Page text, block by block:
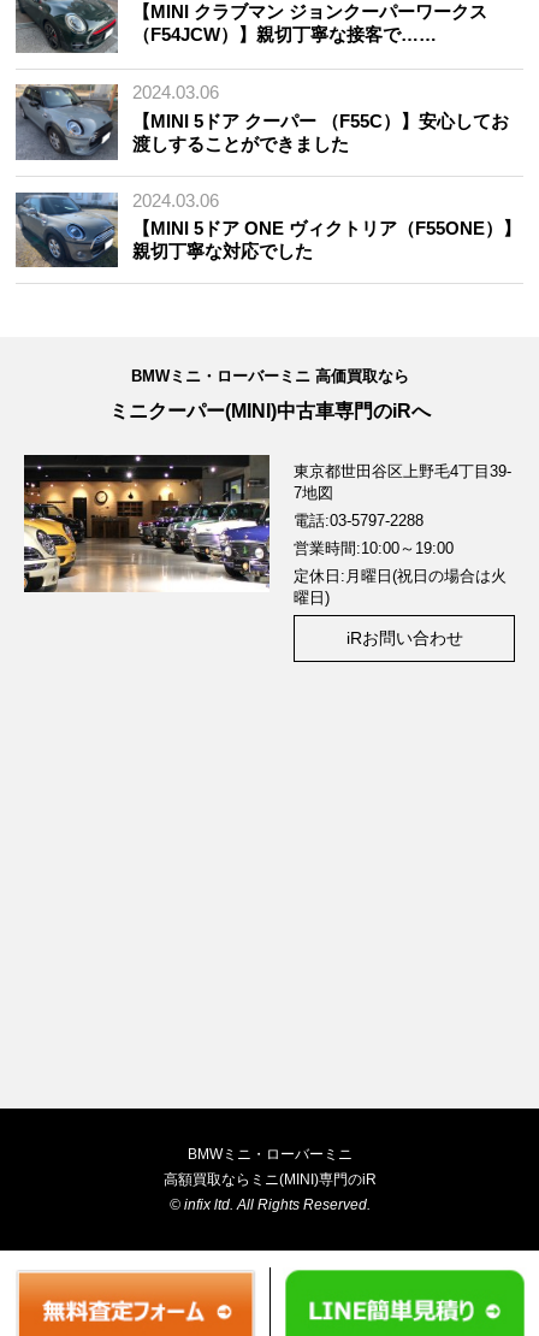
【MINI クラブマン ジョンクーパーワークス
（F54JCW）】親切丁寧な接客で……
2024.03.06
【MINI 5ドア クーパー （F55C）】安心してお
渡しすることができました
2024.03.06
【MINI 5ドア ONE ヴィクトリア（F55ONE）】
親切丁寧な対応でした
BMWミニ・ローバーミニ 高価買取なら
ミニクーパー(MINI)中古車専門のiRへ
東京都世田谷区上野毛4丁目39-
7地図
電話:03-5797-2288
営業時間:10:00～19:00
定休日:月曜日(祝日の場合は火
曜日)
iRお問い合わせ
BMWミニ・ローバーミニ
高額買取ならミニ(MINI)専門のiR
© infix ltd. All Rights Reserved.